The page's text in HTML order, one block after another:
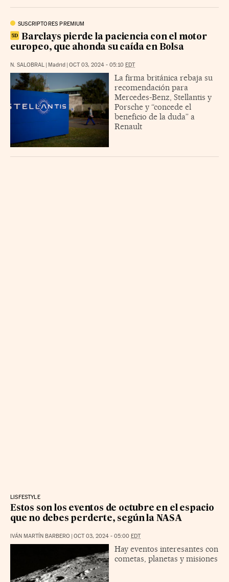
SUSCRIPTORES PREMIUM
Barclays pierde la paciencia con el motor
europeo, que ahonda su caída en Bolsa
N. SALOBRAL | Madrid | OCT 03, 2024 - 05:10 EDT
La firma británica rebaja su
recomendación para
Mercedes-Benz, Stellantis y
Porsche y “concede el
beneficio de la duda” a
Renault
LISFESTYLE
Estos son los eventos de octubre en el espacio
que no debes perderte, según la NASA
IVÁN MARTÍN BARBERO | OCT 03, 2024 - 05:00 EDT
Hay eventos interesantes con
cometas, planetas y misiones